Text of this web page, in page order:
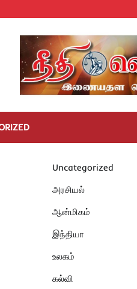
Home
Uncategorized
அரசியல்
ஆன்மிகம்
இந்தியா
உலகம்
கல்வி